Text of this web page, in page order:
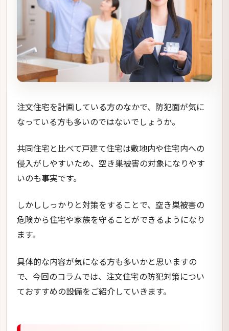
注文住宅を計画している方のなかで、防犯面が気に
なっている方も多いのではないでしょうか。
共同住宅と比べて戸建て住宅は敷地内や住宅内への
侵入がしやすいため、空き巣被害の対象になりやす
いのも事実です。
しかししっかりと対策をすることで、空き巣被害の
危険から住宅や家族を守ることができるようになり
ます。
具体的な内容が気になる方も多いかと思いますの
で、今回のコラムでは、注文住宅の防犯対策につい
ておすすめの設備をご紹介していきます。